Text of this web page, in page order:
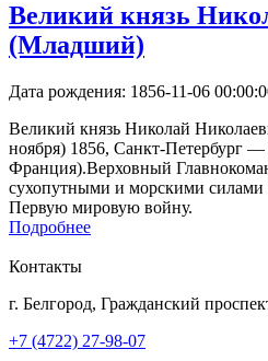
Великий князь
(Младший)
Дата рождения: 1856-11-06
Великий князь Николай
ноября) 1856, Санкт-Петербург
Франция).Верховный
сухопутными и морскими
Первую мировую войну.
Подробнее
Контакты
г. Белгород, Гражданский
+7 (4722) 27-98-07